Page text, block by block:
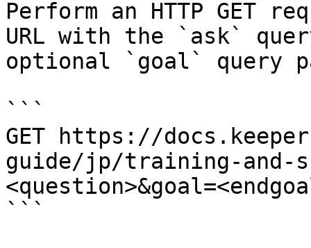
Perform an HTTP GET
URL with the `ask`
optional `goal` query
```
GET https://
guide/jp/training-and-
```